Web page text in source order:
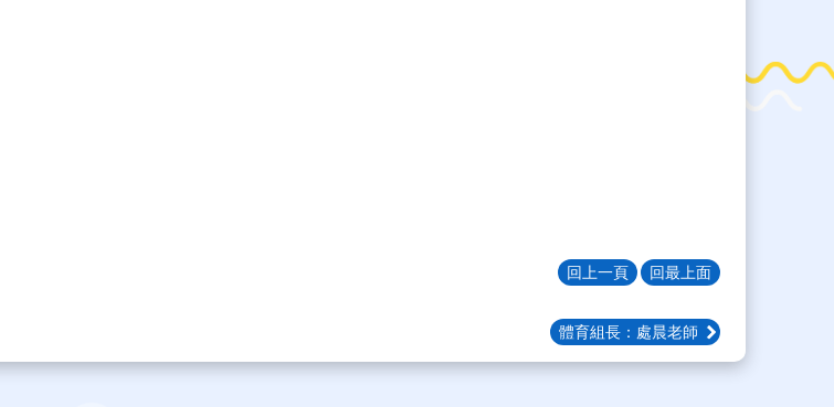
回上一頁 回最上面
體育組長：處晨老師